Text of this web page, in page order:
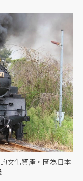
文化資產。圖為日本